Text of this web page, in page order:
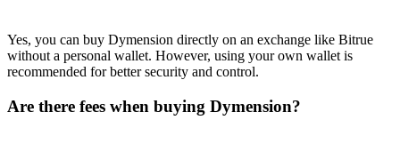
Yes, you can buy Dymension directly on an exchange like Bitrue
without a personal wallet. However, using your own wallet is
recommended for better security and control.
Are there fees when buying Dymension?